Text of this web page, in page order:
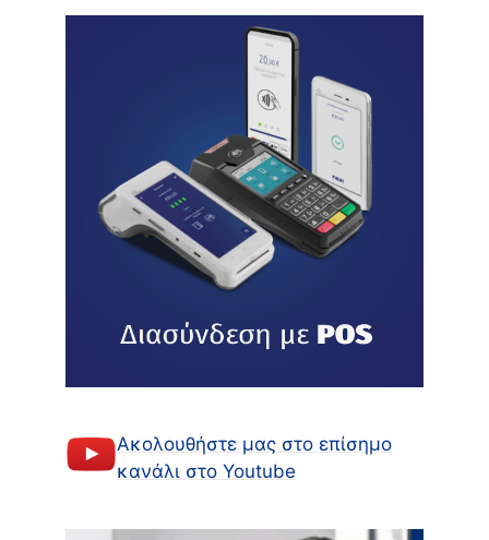
Ακολουθήστε μας στο επίσημο
κανάλι στο Youtube